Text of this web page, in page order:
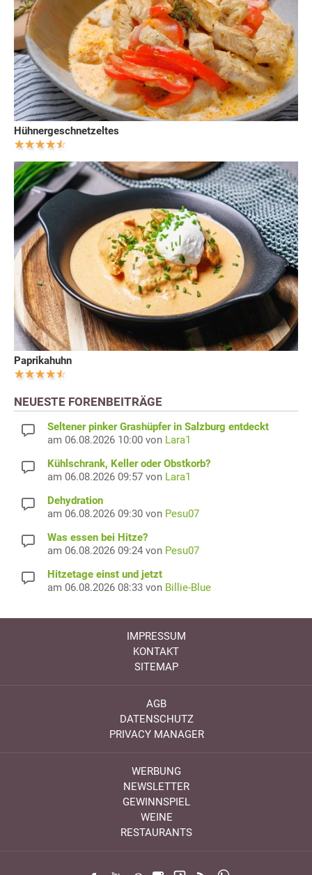
Hühnergeschnetzeltes
Paprikahuhn
NEUESTE FORENBEITRÄGE
Seltener pinker Grashüpfer in Salzburg entdeckt
am 06.08.2026 10:00 von Lara1
Kühlschrank, Keller oder Obstkorb?
am 06.08.2026 09:57 von Lara1
Dehydration
am 06.08.2026 09:30 von Pesu07
Was essen bei Hitze?
am 06.08.2026 09:24 von Pesu07
Hitzetage einst und jetzt
am 06.08.2026 08:33 von Billie-Blue
IMPRESSUM
KONTAKT
SITEMAP
AGB
DATENSCHUTZ
PRIVACY MANAGER
WERBUNG
NEWSLETTER
GEWINNSPIEL
WEINE
RESTAURANTS